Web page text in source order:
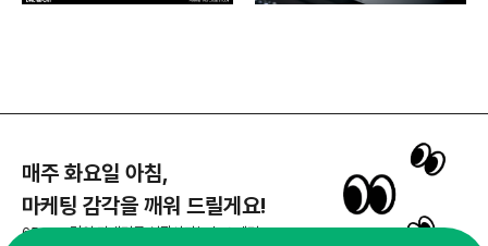
매주 화요일 아침,
마케팅 감각을 깨워 드릴게요!
65,043명의 마케터를 성장시키는 뉴스레터